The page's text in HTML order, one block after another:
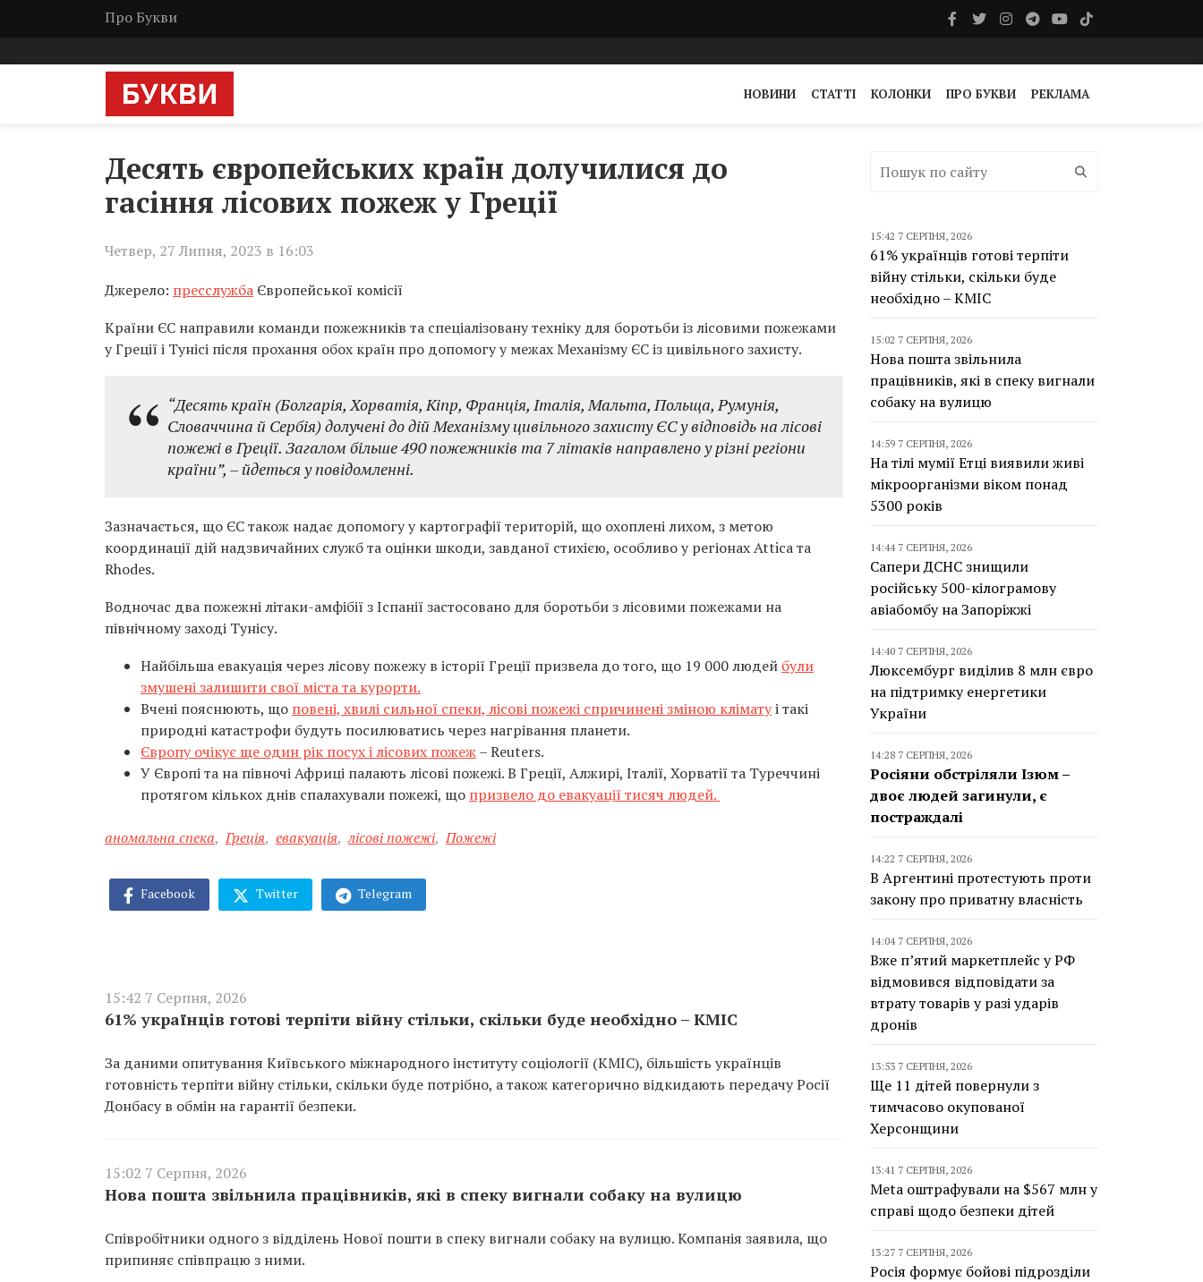
Про Букви
НОВИНИ СТАТТІ КОЛОНКИ ПРО БУКВИ РЕКЛАМА
Десять європейських країн долучилися до
гасіння лісових пожеж у Греції
Четвер, 27 Липня, 2023 в 16:03
Джерело: пресслужба Європейської комісії
Країни ЄС направили команди пожежників та спеціалізовану техніку для боротьби із лісовими пожежами
у Греції і Тунісі після прохання обох країн про допомогу у межах Механізму ЄС із цивільного захисту.
“Десять країн (Болгарія, Хорватія, Кіпр, Франція, Італія, Мальта, Польща, Румунія,
Словаччина й Сербія) долучені до дій Механізму цивільного захисту ЄС у відповідь на лісові
пожежі в Греції. Загалом більше 490 пожежників та 7 літаків направлено у різні регіони
країни”, – йдеться у повідомленні.
Зазначається, що ЄС також надає допомогу у картографії територій, що охоплені лихом, з метою
координації дій надзвичайних служб та оцінки шкоди, завданої стихією, особливо у регіонах Attica та
Rhodes.
Водночас два пожежні літаки-амфібії з Іспанії застосовано для боротьби з лісовими пожежами на
північному заході Тунісу.
Найбільша евакуація через лісову пожежу в історії Греції призвела до того, що 19 000 людей були
змушені залишити свої міста та курорти.
Вчені пояснюють, що повені, хвилі сильної спеки, лісові пожежі спричинені зміною кліматуі такі
природні катастрофи будуть посилюватись через нагрівання планети.
Європу очікує ще один рік посух і лісових пожеж– Reuters.
У Європі та на півночі Африці палають лісові пожежі. В Греції, Алжирі, Італії, Хорватії та Туреччині
протягом кількох днів спалахували пожежі, що призвело до евакуації тисяч людей.
аномальна спека, Греція, евакуація, лісові пожежі, Пожежі
Facebook Twitter Telegram
15:42 7 Серпня, 2026
61% українців готові терпіти війну стільки, скільки буде необхідно – КМІС
За даними опитування Київського міжнародного інституту соціології (КМІС), більшість українців
готовність терпіти війну стільки, скільки буде потрібно, а також категорично відкидають передачу Росії
Донбасу в обмін на гарантії безпеки.
15:02 7 Серпня, 2026
Нова пошта звільнила працівників, які в спеку вигнали собаку на вулицю
Співробітники одного з відділень Нової пошти в спеку вигнали собаку на вулицю. Компанія заявила, що
припиняє співпрацю з ними.
15:42 7 СЕРПНЯ, 2026
61% українців готові терпіти
війну стільки, скільки буде
необхідно – КМІС
15:02 7 СЕРПНЯ, 2026
Нова пошта звільнила
працівників, які в спеку вигнали
собаку на вулицю
14:59 7 СЕРПНЯ, 2026
На тілі мумії Етці виявили живі
мікроорганізми віком понад
5300 років
14:44 7 СЕРПНЯ, 2026
Сапери ДСНС знищили
російську 500-кілограмову
авіабомбу на Запоріжжі
14:40 7 СЕРПНЯ, 2026
Люксембург виділив 8 млн євро
на підтримку енергетики
України
14:28 7 СЕРПНЯ, 2026
Росіяни обстріляли Ізюм –
двоє людей загинули, є
постраждалі
14:22 7 СЕРПНЯ, 2026
В Аргентині протестують проти
закону про приватну власність
14:04 7 СЕРПНЯ, 2026
Вже п’ятий маркетплейс у РФ
відмовився відповідати за
втрату товарів у разі ударів
дронів
13:53 7 СЕРПНЯ, 2026
Ще 11 дітей повернули з
тимчасово окупованої
Херсонщини
13:41 7 СЕРПНЯ, 2026
Meta оштрафували на $567 млн у
справі щодо безпеки дітей
13:27 7 СЕРПНЯ, 2026
Росія формує бойові підрозділи